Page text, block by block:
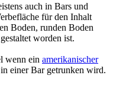
auch in Bars und
für den Inhalt
Boden, runden Boden
worden ist.
wenn ein amerikanischer
einer Bar getrunken wird.